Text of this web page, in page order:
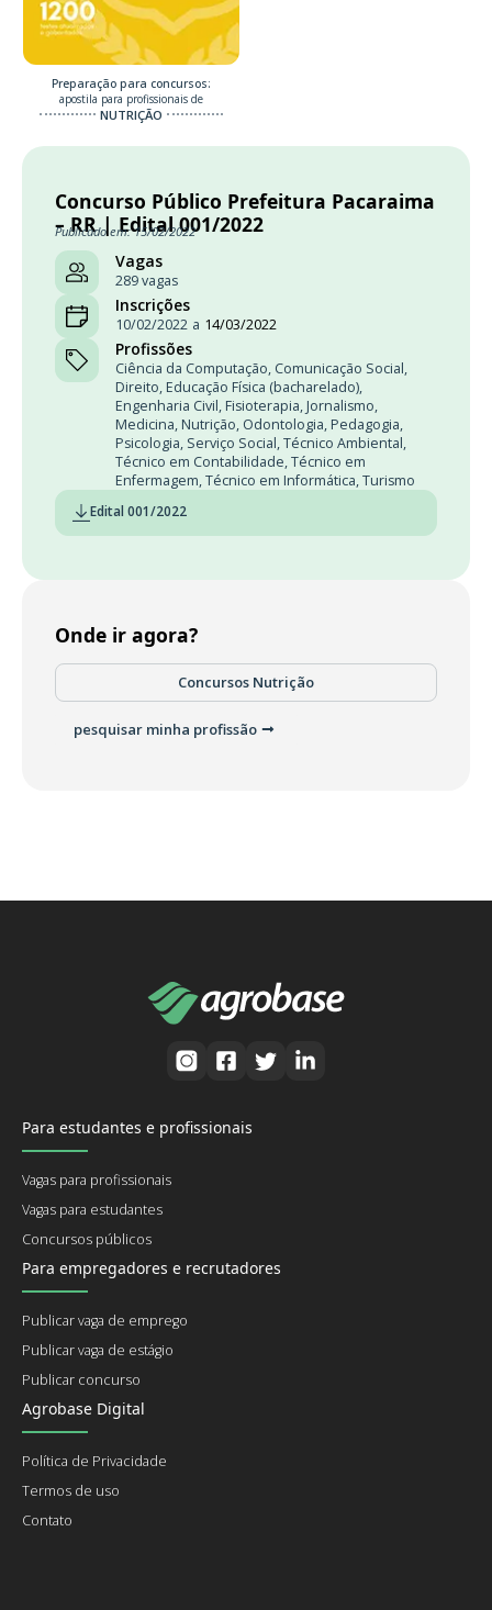
Preparação para concursos:
apostila para profissionais de
NUTRIÇÃO
Concurso Público Prefeitura Pacaraima
– RR | Edital 001/2022
Publicado em: 15/02/2022
Vagas
289 vagas
Inscrições
10/02/2022 a 14/03/2022
Profissões
Ciência da Computação, Comunicação Social,
Direito, Educação Física (bacharelado),
Engenharia Civil, Fisioterapia, Jornalismo,
Medicina, Nutrição, Odontologia, Pedagogia,
Psicologia, Serviço Social,Técnico Ambiental,
Técnico em Contabilidade,Técnico em
Enfermagem,Técnico em Informática,Turismo
Edital 001/2022
Onde ir agora?
Concursos Nutrição
pesquisar minha profissão
Para estudantes e profissionais
Vagas para profissionais
Vagas para estudantes
Concursos públicos
Para empregadores e recrutadores
Publicar vaga de emprego
Publicar vaga de estágio
Publicar concurso
Agrobase Digital
Política de Privacidade
Termos de uso
Contato